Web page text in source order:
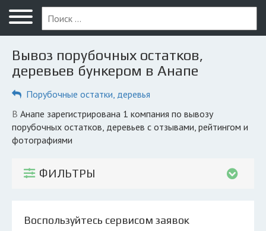
Меню
Главная
Вопрос юристу
Компании
КОМПАНИЯМ
© 2026 Все права защищены
Вывоз порубочных остатков,
деревьев бункером в Анапе
Порубочные остатки, деревья
в Анапе зарегистрирована 1 компания по вывозу
порубочных остатков, деревьев с отзывами, рейтингом и
фотографиями
ФИЛЬТРЫ
Воспользуйтесь сервисом заявок